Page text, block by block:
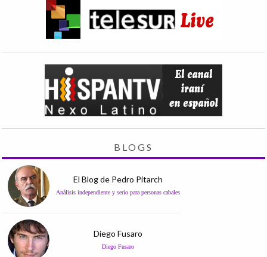
BLOGS
El Blog de Pedro Pitarch
Análisis independiente y serio para personas cabales
Diego Fusaro
Diego Fusaro